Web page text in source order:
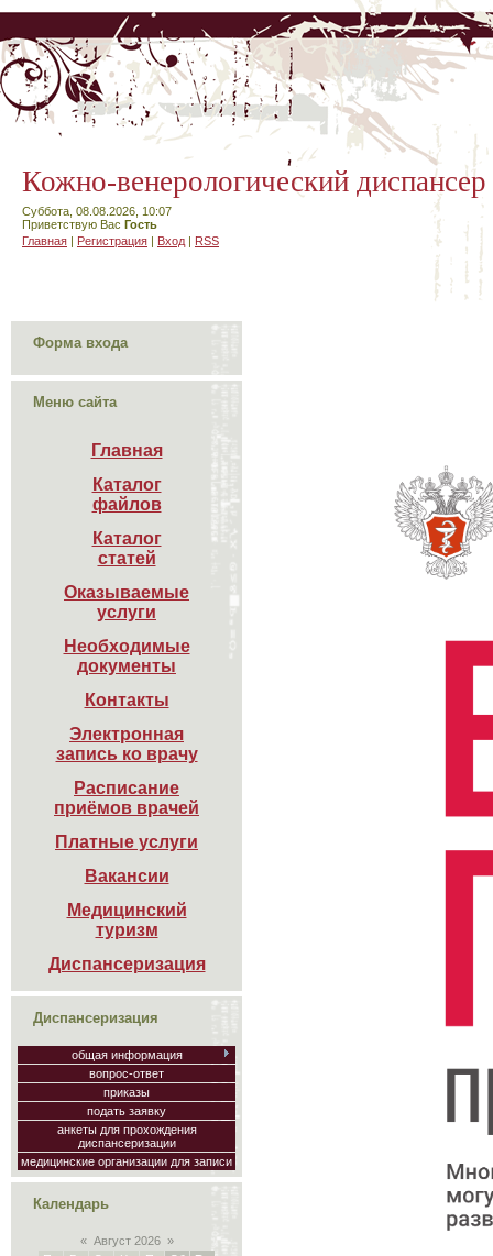
Кожно-венерологический
Суббота, 08.08.2026, 10:07
Приветствую Вас Гость
Главная | Регистрация | Вход | RSS
Форма входа
Меню сайта
Главная
Каталог
файлов
Каталог
статей
Оказываемые
услуги
Необходимые
документы
Контакты
Электронная
запись ко врачу
Расписание
приёмов врачей
Платные услуги
Вакансии
Медицинский
туризм
Диспансеризация
Диспансеризация
общая информация
вопрос-ответ
приказы
подать заявку
анкеты для прохождения
диспансеризации
медицинские организации для записи
Календарь
« Август 2026 »